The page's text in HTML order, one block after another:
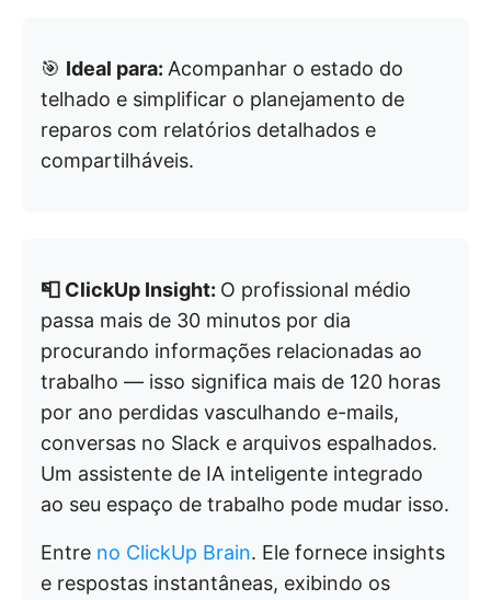
🎯 Ideal para: Acompanhar o estado do
telhado e simplificar o planejamento de
reparos com relatórios detalhados e
compartilháveis.
📮 ClickUp Insight: O profissional médio
passa mais de 30 minutos por dia
procurando informações relacionadas ao
trabalho — isso significa mais de 120 horas
por ano perdidas vasculhando e-mails,
conversas no Slack e arquivos espalhados.
Um assistente de IA inteligente integrado
ao seu espaço de trabalho pode mudar isso.
Entre no ClickUp Brain. Ele fornece insights
e respostas instantâneas, exibindo os